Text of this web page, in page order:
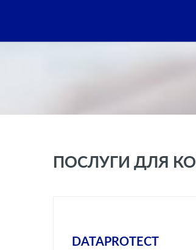
ПОСЛУГИ ДЛЯ
DATAPROTECT